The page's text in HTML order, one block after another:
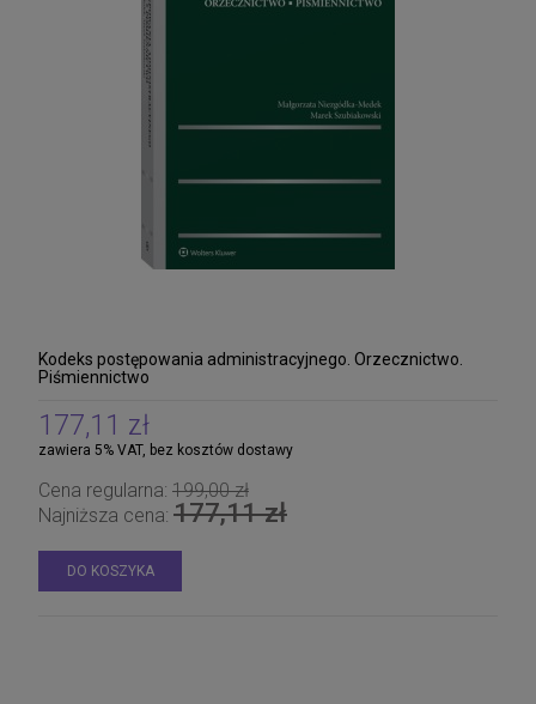
Kodeks postępowania administracyjnego. Orzecznictwo.
Piśmiennictwo
177,11 zł
zawiera 5% VAT, bez kosztów dostawy
Cena regularna: 199,00 zł
Najniższa cena: 177,11 zł
DO KOSZYKA